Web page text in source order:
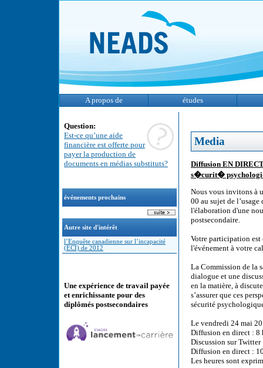
A propos de études
Question:
Est-ce qu’une aide
financière est offerte pour
payer la production de
documents en médias substituts?
événements prochains
Autre site d'intérêt
l’Enquête canadienne sur l’incapacité
(ECI) de 2012
Une expérience de travail payée
et enrichissante pour des
diplômés postsecondaires
Media
Diffusion EN
s�curit�
Nous vous invitons à
00 au sujet de l’usage
l'élaboration d'une
postsecondaire.
Votre participation est
l'événement à votre
La Commission de la
dialogue et une
en la matière, à
s’assurer que ces
sécurité
Le vendredi 24 mai
Diffusion en direct : 8
Discussion sur Twitter
Diffusion en direct :
Les heures sont